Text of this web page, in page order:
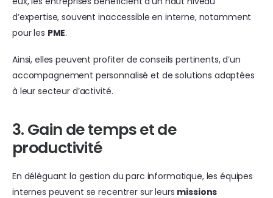
d’expertise, souvent inaccessible en interne, notamment
pour les PME.
Ainsi, elles peuvent profiter de conseils pertinents, d’un
accompagnement personnalisé et de solutions adaptées
à leur secteur d’activité.
3. Gain de temps et de
productivité
En déléguant la gestion du parc informatique, les équipes
internes peuvent se recentrer sur leurs missions